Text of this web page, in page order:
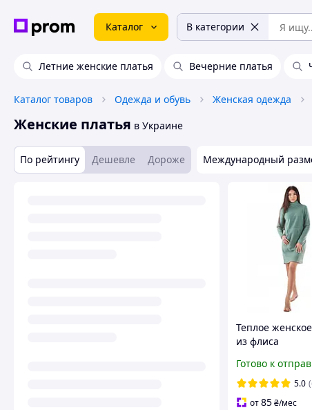
Каталог В категории
Летние женские платья Вечерние платья
Каталог товаров Одежда и обувь Женская одежда
Женские платья в Украине
По рейтингу Дешевле Дороже Международный
Теплое
из флиса
Готово к
5.0
от85₴/мес